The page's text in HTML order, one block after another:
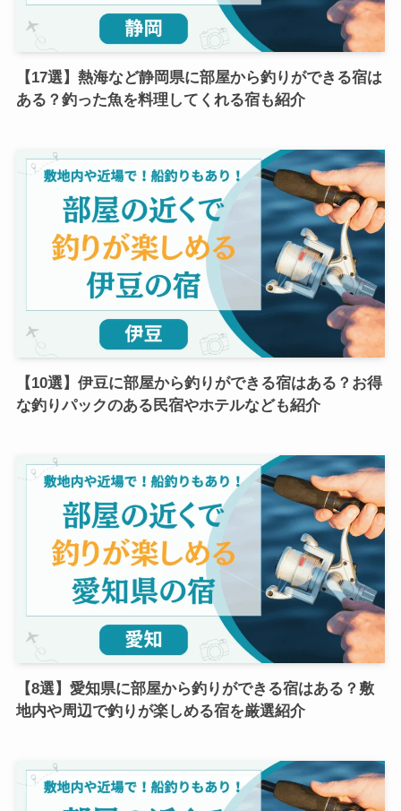
【17選】熱海など静岡県に部屋から釣りができる宿は
ある？釣った魚を料理してくれる宿も紹介
【10選】伊豆に部屋から釣りができる宿はある？お得
な釣りパックのある民宿やホテルなども紹介
【8選】愛知県に部屋から釣りができる宿はある？敷
地内や周辺で釣りが楽しめる宿を厳選紹介